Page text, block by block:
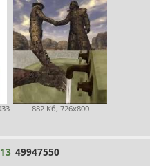
882 Кб, 726x800
13 49947550